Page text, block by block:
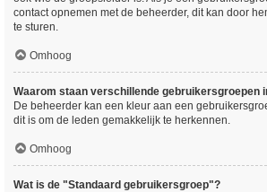
contact opnemen met de beheerder, dit kan door
te sturen.
Omhoog
Waarom staan verschillende gebruikersgroepen
De beheerder kan een kleur aan een
dit is om de leden gemakkelijk te herkennen.
Omhoog
Wat is de "Standaard gebruikersgroep"?